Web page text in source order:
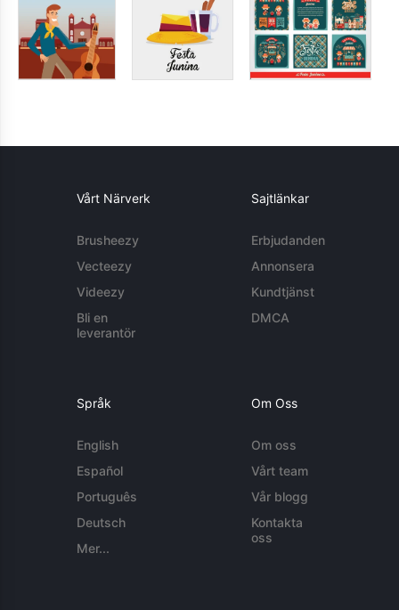
Vårt Närverk
Brusheezy
Vecteezy
Videezy
Bli en
leverantör
Sajtlänkar
Erbjudanden
Annonsera
Kundtjänst
DMCA
Språk
English
Español
Português
Deutsch
Mer...
Om Oss
Om oss
Vårt team
Vår blogg
Kontakta
oss